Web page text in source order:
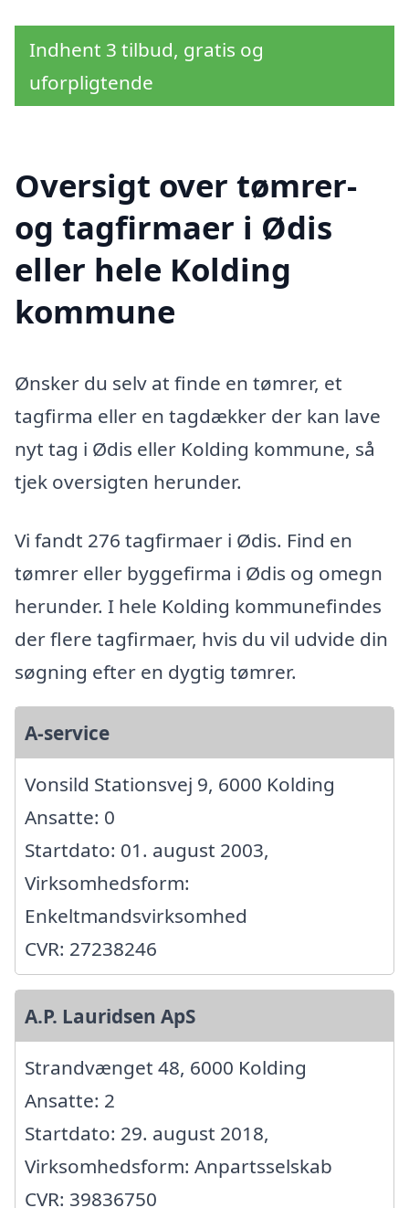
Indhent 3 tilbud, gratis og
uforpligtende
Oversigt over tømrer-
og tagfirmaer i Ødis
eller hele Kolding
kommune
Ønsker du selv at finde en tømrer, et
tagfirma eller en tagdækker der kan lave
nyt tag i Ødis eller Kolding kommune, så
tjek oversigten herunder.
Vi fandt 276 tagfirmaer i Ødis. Find en
tømrer eller byggefirma i Ødis og omegn
herunder. I hele Kolding kommunefindes
der flere tagfirmaer, hvis du vil udvide din
søgning efter en dygtig tømrer.
A-service
Vonsild Stationsvej 9, 6000 Kolding
Ansatte: 0
Startdato: 01. august 2003,
Virksomhedsform:
Enkeltmandsvirksomhed
CVR: 27238246
A.P. Lauridsen ApS
Strandvænget 48, 6000 Kolding
Ansatte: 2
Startdato: 29. august 2018,
Virksomhedsform: Anpartsselskab
CVR: 39836750